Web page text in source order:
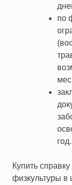
по
год.
Купить
физкультуры в